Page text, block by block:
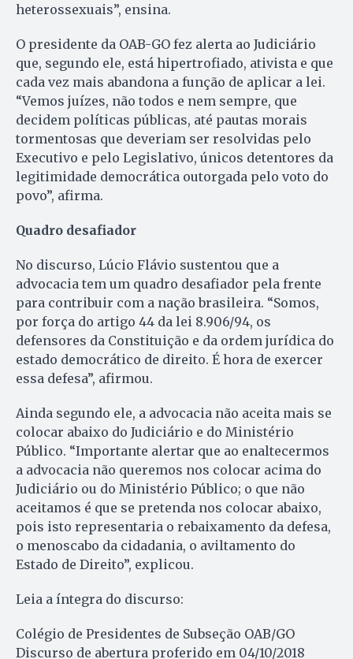
heterossexuais”, ensina.
O presidente da OAB-GO fez alerta ao Judiciário
que, segundo ele, está hipertrofiado, ativista e que
cada vez mais abandona a função de aplicar a lei.
“Vemos juízes, não todos e nem sempre, que
decidem políticas públicas, até pautas morais
tormentosas que deveriam ser resolvidas pelo
Executivo e pelo Legislativo, únicos detentores da
legitimidade democrática outorgada pelo voto do
povo”, afirma.
Quadro desafiador
No discurso, Lúcio Flávio sustentou que a
advocacia tem um quadro desafiador pela frente
para contribuir com a nação brasileira. “Somos,
por força do artigo 44 da lei 8.906/94, os
defensores da Constituição e da ordem jurídica do
estado democrático de direito. É hora de exercer
essa defesa”, afirmou.
Ainda segundo ele, a advocacia não aceita mais se
colocar abaixo do Judiciário e do Ministério
Público. “Importante alertar que ao enaltecermos
a advocacia não queremos nos colocar acima do
Judiciário ou do Ministério Público; o que não
aceitamos é que se pretenda nos colocar abaixo,
pois isto representaria o rebaixamento da defesa,
o menoscabo da cidadania, o aviltamento do
Estado de Direito”, explicou.
Leia a íntegra do discurso:
Colégio de Presidentes de Subseção OAB/GO
Discurso de abertura proferido em 04/10/2018